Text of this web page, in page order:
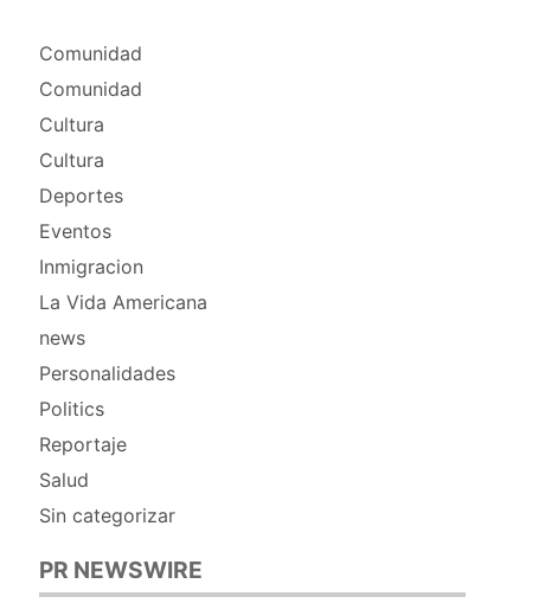
Comunidad
Comunidad
Cultura
Cultura
Deportes
Eventos
Inmigracion
La Vida Americana
news
Personalidades
Politics
Reportaje
Salud
Sin categorizar
PR NEWSWIRE